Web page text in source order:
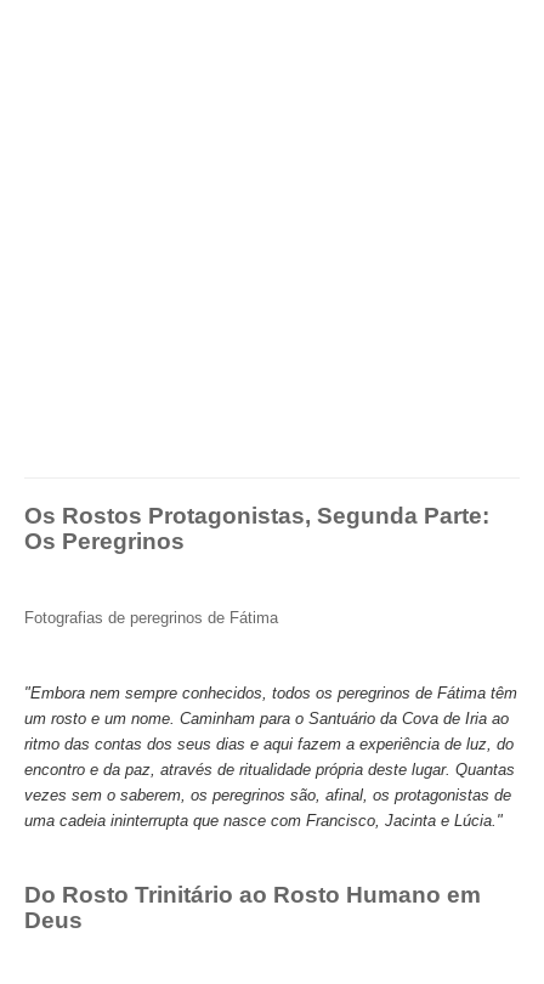
Os Rostos Protagonistas, Segunda Parte:
Os Peregrinos
Fotografias de peregrinos de Fátima
"Embora nem sempre conhecidos, todos os peregrinos de Fátima têm
um rosto e um nome. Caminham para o Santuário da Cova de Iria ao
ritmo das contas dos seus dias e aqui fazem a experiência de luz, do
encontro e da paz, através de ritualidade própria deste lugar. Quantas
vezes sem o saberem, os peregrinos são, afinal, os protagonistas de
uma cadeia ininterrupta que nasce com Francisco, Jacinta e Lúcia."
Do Rosto Trinitário ao Rosto Humano em
Deus